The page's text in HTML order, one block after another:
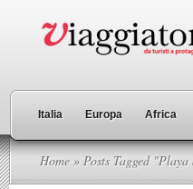
Italia Europa Africa
Home » Posts Tagged